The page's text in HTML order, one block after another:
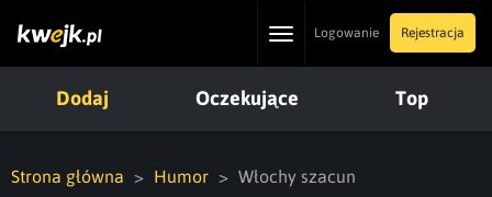
ToggleLogowanie Rejestracja
Dodaj Oczekujące Top
Strona główna Humor Włochy szacun